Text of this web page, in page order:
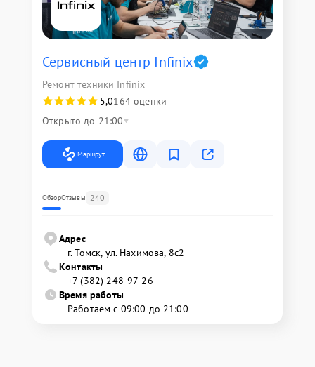
Сервисный центр Infinix
Ремонт техники Infinix
5,0164 оценки
Открыто до 21:00
Маршрут
ОбзорОтзывы 240
Адрес
г. Томск, ул. Нахимова, 8с2
Контакты
+7 (382) 248-97-26
Время работы
Работаем с 09:00 до 21:00